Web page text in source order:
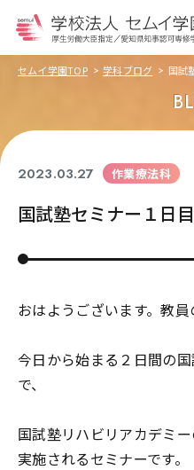
セムイ学園TOP 学科ブログ 国試
2023.03.27 作業療法科
国試塾セミナー１日目
おはようございます。教員
今日から始まる２日間の
で、
国試塾リハビリアカデミ
実施されるセミナーです。